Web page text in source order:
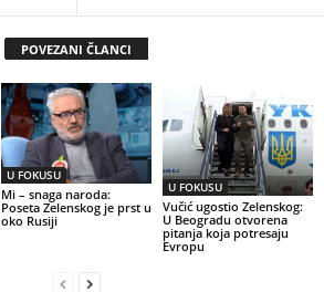
POVEZANI ČLANCI
U FOKUSU
Mi – snaga naroda:
Poseta Zelenskog je prst u
oko Rusiji
U FOKUSU
Vučić ugostio Zelenskog:
U Beogradu otvorena
pitanja koja potresaju
Evropu